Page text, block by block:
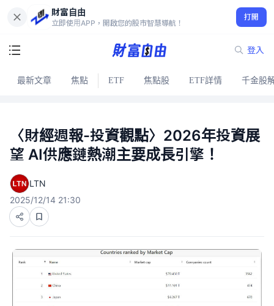
財富自由
立即使用APP，開啟您的股市智慧導航！
打開
登入
最新文章 焦點 ETF 焦點股 ETF詳情 千金股
〈財經週報-投資觀點〉2026年投資展
望 AI供應鏈熱潮主要成長引擎！
LTN
2025/12/14 21:30